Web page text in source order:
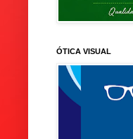
ÓTICA VISUAL